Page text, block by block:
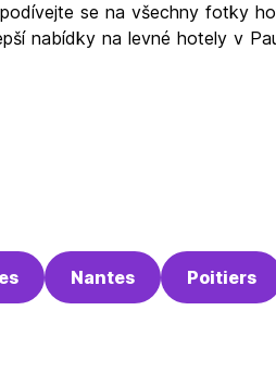
se na všechny fotky
nabídky na levné hotely v
Nantes Poitiers